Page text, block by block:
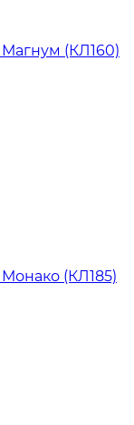
Магнум (КЛ160)
(КЛ185)